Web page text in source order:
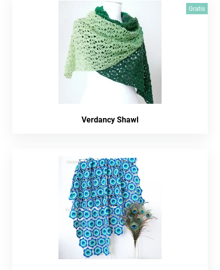
Gratis
Verdancy Shawl